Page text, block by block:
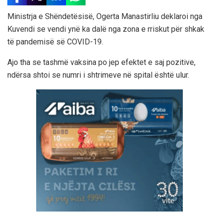
Ministrja e Shëndetësisë, Ogerta Manastirliu deklaroi nga
Kuvendi se vendi ynë ka dalë nga zona e rriskut për shkak
të pandemisë së COVID-19.
Ajo tha se tashmë vaksina po jep efektet e saj pozitive,
ndërsa shtoi se numri i shtrimeve në spital është ulur.